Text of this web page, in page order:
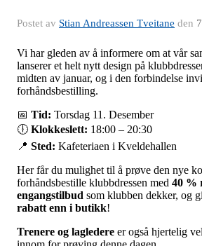
Postet av Stian Andreassen Tveitane den
Vi har gleden av å informere om at vår
lanserer et helt nytt design på
midten av januar, og i den forbindelse
forhåndsbestilling.
📅 Tid: Torsdag 11. Desember
🕕 Klokkeslett: 18:00 – 20:30
📍 Sted: Kafeteriaen i Kveldehallen
Her får du mulighet til å prøve den nye
forhåndsbestille klubbdressen med 40 %
engangstilbud som klubben dekker, og
rabatt enn i butikk!
Trenere og lagledere er også hjertelig